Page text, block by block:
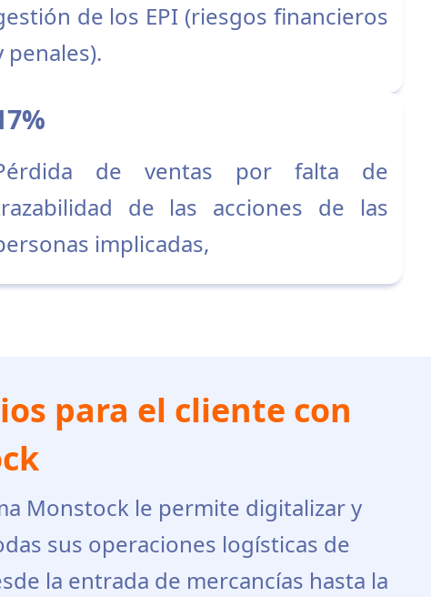
de los EPI (riesgos financieros
penales).
de ventas por falta de
de las acciones de las
implicadas,
para el cliente con
Monstock le permite digitalizar y
sus operaciones logísticas de
la entrada de mercancías hasta la